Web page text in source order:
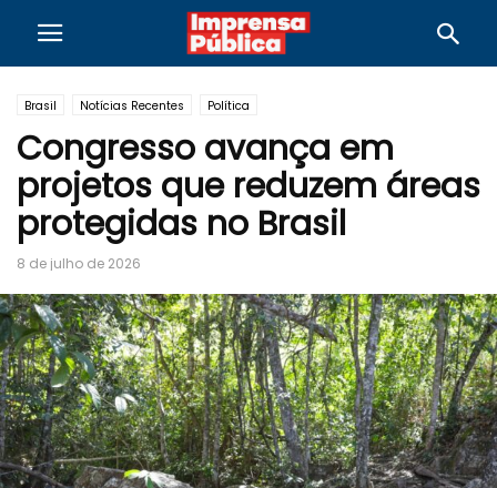
Brasil Notícias Recentes Política
Congresso avança em
projetos que reduzem áreas
protegidas no Brasil
8 de julho de 2026